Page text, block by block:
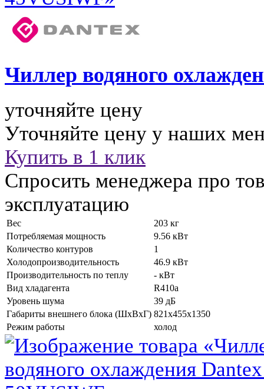
Чиллер водяного
уточняйте цену
Уточняйте цену у наших
Купить в 1 клик
Спросить менеджера про
эксплуатацию
Вес
203 кг
Потребляемая мощность
9.56 кВт
Количество контуров
1
Холодопроизводительность
46.9 кВт
Производительность по теплу
- кВт
Вид хладагента
R410a
Уровень шума
39 дБ
Габариты внешнего блока (ШхВхГ) 821x455x1350
Режим работы
холод